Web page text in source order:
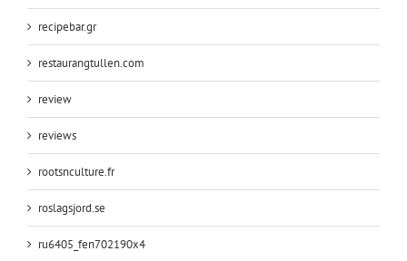
recipebar.gr
restaurangtullen.com
review
reviews
rootsnculture.fr
roslagsjord.se
ru6405_fen702190x4